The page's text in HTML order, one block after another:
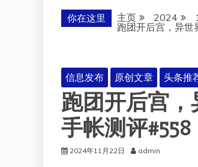
你在这里 主页 2024
跑团开后宫，异
信息发布 原创文章 头条推
跑团开后宫，
手帐测评#558
2024年11月22日 admin